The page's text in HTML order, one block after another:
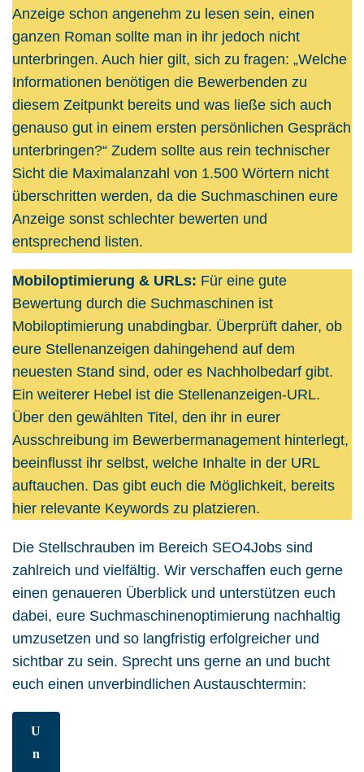
Anzeige schon angenehm zu lesen sein, einen
ganzen Roman sollte man in ihr jedoch nicht
unterbringen. Auch hier gilt, sich zu fragen: „Welche
Informationen benötigen die Bewerbenden zu
diesem Zeitpunkt bereits und was ließe sich auch
genauso gut in einem ersten persönlichen Gespräch
unterbringen?“ Zudem sollte aus rein technischer
Sicht die Maximalanzahl von 1.500 Wörtern nicht
überschritten werden, da die Suchmaschinen eure
Anzeige sonst schlechter bewerten und
entsprechend listen.
Mobiloptimierung & URLs: Für eine gute
Bewertung durch die Suchmaschinen ist
Mobiloptimierung unabdingbar. Überprüft daher, ob
eure Stellenanzeigen dahingehend auf dem
neuesten Stand sind, oder es Nachholbedarf gibt.
Ein weiterer Hebel ist die Stellenanzeigen-URL.
Über den gewählten Titel, den ihr in eurer
Ausschreibung im Bewerbermanagement hinterlegt,
beeinflusst ihr selbst, welche Inhalte in der URL
auftauchen. Das gibt euch die Möglichkeit, bereits
hier relevante Keywords zu platzieren.
Die Stellschrauben im Bereich SEO4Jobs sind
zahlreich und vielfältig. Wir verschaffen euch gerne
einen genaueren Überblick und unterstützen euch
dabei, eure Suchmaschinenoptimierung nachhaltig
umzusetzen und so langfristig erfolgreicher und
sichtbar zu sein. Sprecht uns gerne an und bucht
euch einen unverbindlichen Austauschtermin:
U
n